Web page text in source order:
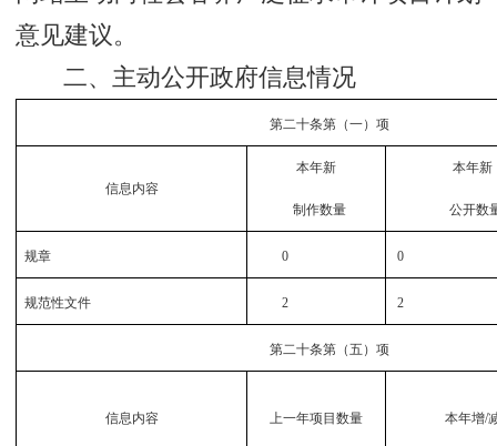
意见建议。
二、主动公开政府信息情况
第二十条第（一）项
信息内容
本年新
制作数量
本年新
公开数
规章 0 0
规范性文件 2 2
第二十条第（五）项
信息内容 上一年项目数量 本年增/